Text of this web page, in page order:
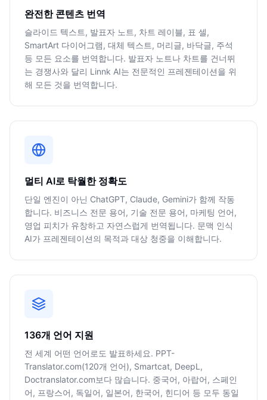
완전한 콘텐츠 번역
슬라이드 텍스트, 발표자 노트, 차트 레이블, 표 셀,
SmartArt 다이어그램, 대체 텍스트, 머리글, 바닥글, 주석
등 모든 요소를 번역합니다. 발표자 노트나 차트를 건너뛰
는 경쟁사와 달리 Linnk AI는 전문적인 프레젠테이션을 위
해 모든 것을 번역합니다.
멀티 AI로 탁월한 정확도
단일 엔진이 아닌 ChatGPT, Claude, Gemini가 함께 작동
합니다. 비즈니스 전문 용어, 기술 전문 용어, 마케팅 언어,
영업 피치가 유창하고 자연스럽게 번역됩니다. 문맥 인식
AI가 프레젠테이션의 목적과 대상 청중을 이해합니다.
136개 언어 지원
전 세계 어떤 언어로도 발표하세요. PPT-
Translator.com(120개 언어), Smartcat, DeepL,
Doctranslator.com보다 많습니다. 중국어, 아랍어, 스페인
어, 프랑스어, 독일어, 일본어, 한국어, 힌디어 등 모두 동일